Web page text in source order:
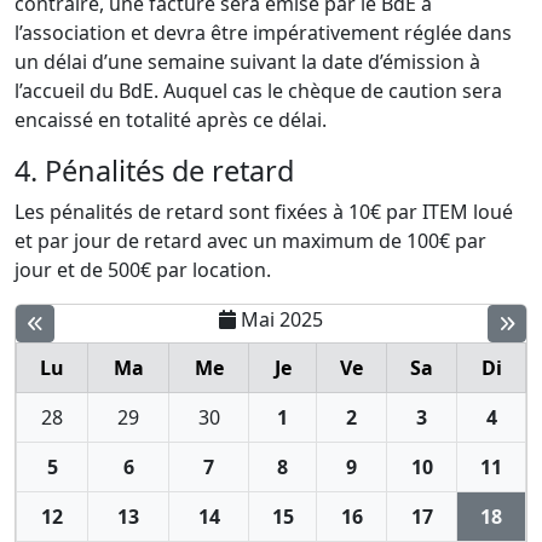
l’association et devra être impérativement réglée dans
un délai d’une semaine suivant la date d’émission à
l’accueil du BdE. Auquel cas le chèque de caution sera
encaissé en totalité après ce délai.
4. Pénalités de retard
Les pénalités de retard sont fixées à 10€ par ITEM loué
et par jour de retard avec un maximum de 100€ par
jour et de 500€ par location.
Mai 2025
Lu
Ma Me Je Ve Sa
Di
28
29 30 1 2 3
4
5
6 7 8 9 10
11
12
13 14 15 16 17 18